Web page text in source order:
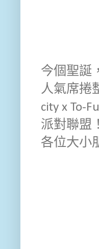
今個聖誕
人氣席捲
city x To-
派對聯盟
各位大小